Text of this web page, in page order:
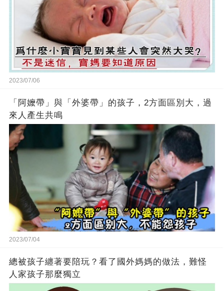
2023/07/06
「阿嬤帶」與「外婆帶」的孩子，2方面區別大，過
來人產生共鳴
2023/07/04
總被孩子纏著要陪玩？看了國外媽媽的做法，難怪
人家孩子那麼獨立